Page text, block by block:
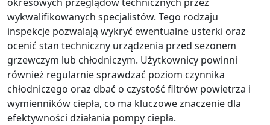
wykwalifikowanych specjalistów. Tego rodzaju
inspekcje pozwalają wykryć ewentualne usterki oraz
ocenić stan techniczny urządzenia przed sezonem
grzewczym lub chłodniczym. Użytkownicy powinni
również regularnie sprawdzać poziom czynnika
chłodniczego oraz dbać o czystość filtrów powietrza i
wymienników ciepła, co ma kluczowe znaczenie dla
efektywności działania pompy ciepła.